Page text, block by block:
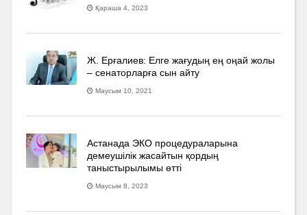
Қараша 4, 2023
Ж. Ерғалиев: Елге жағудың ең оңай жолы
– сенаторларға сын айту
Маусым 10, 2021
Астанада ЭКО процедураларына
демеушілік жасайтын қордың
таныстырылымы өтті
Маусым 8, 2023